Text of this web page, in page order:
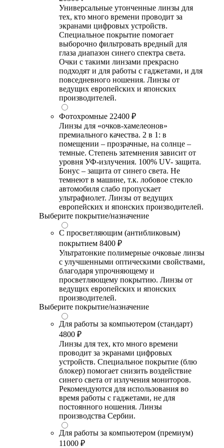
Универсальные утонченные линзы для
тех, кто много времени проводит за
экранами цифровых устройств.
Специальное покрытие помогает
выборочно фильтровать вредный для
глаза диапазон синего спектра света.
Очки с такими линзами прекрасно
подходят и для работы с гаджетами, и для
повседневного ношения. Линзы от
ведущих европейских и японских
производителей.
Фотохромные 22400 ₽
Линзы для «очков-хамелеонов»
премиального качества. 2 в 1: в
помещении – прозрачные, на солнце –
темные. Степень затемнения зависит от
уровня УФ-излучения. 100% UV- защита.
Бонус – защита от синего света. Не
темнеют в машине, т.к. лобовое стекло
автомобиля слабо пропускает
ультрафиолет. Линзы от ведущих
европейских и японских производителей.
Выберите покрытие/назначение
С просветляющим (антибликовым)
покрытием 8400 ₽
Ультратонкие полимерные очковые линзы
с улучшенными оптическими свойствами,
благодаря упрочняющему и
просветляющему покрытию. Линзы от
ведущих европейских и японских
производителей.
Выберите покрытие/назначение
Для работы за компьютером (стандарт)
4800 ₽
Линзы для тех, кто много времени
проводит за экранами цифровых
устройств. Специальное покрытие (блю
блокер) помогает снизить воздействие
синего света от излучения мониторов.
Рекомендуются для использования во
время работы с гаджетами, не для
постоянного ношения. Линзы
производства Сербии.
Для работы за компьютером (премиум)
11000 ₽